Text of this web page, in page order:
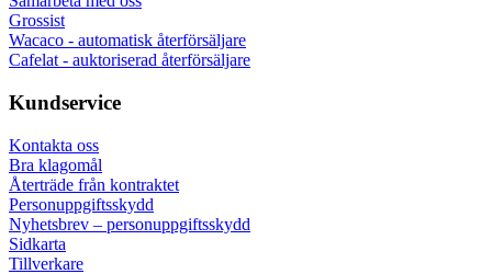
Grossist
Wacaco - automatisk återförsäljare
Cafelat - auktoriserad återförsäljare
Kundservice
Kontakta oss
Bra klagomål
Återträde från kontraktet
Personuppgiftsskydd
Nyhetsbrev – personuppgiftsskydd
Sidkarta
Tillverkare